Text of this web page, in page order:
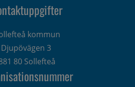
kommun
Djupövägen 3
80 Sollefteå